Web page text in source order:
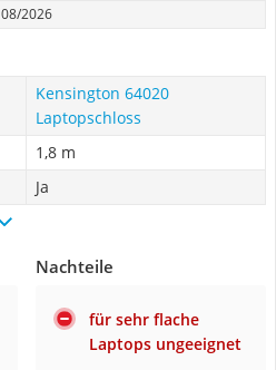
08/2026
Kensington 64020
Laptopschloss
1,8 m
Ja
Nachteile
für sehr flache
Laptops ungeeignet